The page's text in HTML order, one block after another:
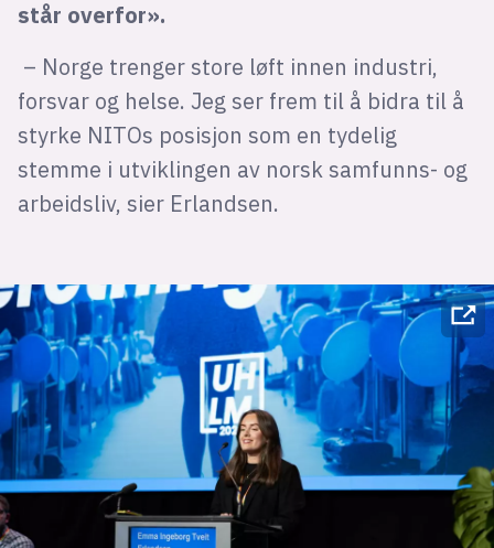
står overfor».
– Norge trenger store løft innen industri,
forsvar og helse. Jeg ser frem til å bidra til å
styrke NITOs posisjon som en tydelig
stemme i utviklingen av norsk samfunns- og
arbeidsliv, sier Erlandsen.